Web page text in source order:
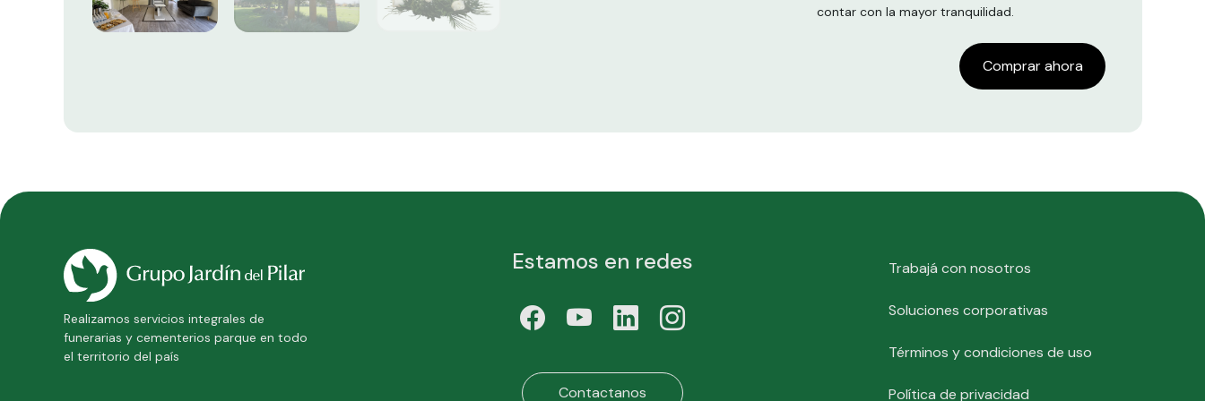
contar con la mayor tranquilidad.
Comprar ahora
Realizamos servicios integrales de
funerarias y cementerios parque en todo
el territorio del país
Estamos en redes
Contactanos
Trabajá con nosotros
Soluciones corporativas
Términos y condiciones de uso
Política de privacidad